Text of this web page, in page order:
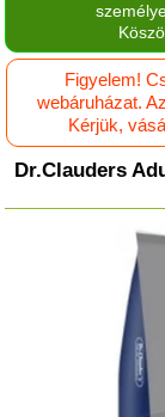
Figyelem!
webáruházat.
Kérjük,
Dr.Clauders